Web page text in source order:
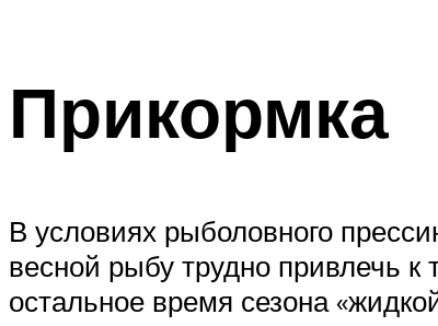
Прикормка
В условиях рыболовного
весной рыбу трудно привлечь
остальное время сезона